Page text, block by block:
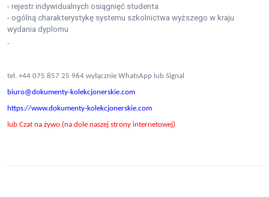
- rejestr indywidualnych osiągnięć studenta
- ogólną charakterystykę systemu szkolnictwa wyższego w kraju
wydania dyplomu
-
tel. +44 075 857 25 964 wyłącznie WhatsApp lub Signal
biuro@dokumenty-kolekcjonerskie.com
https://www.dokumenty-kolekcjonerskie.com
lub Czat na żywo (na dole naszej strony internetowej)